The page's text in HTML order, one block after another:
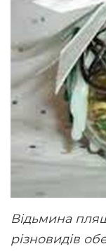
Відьмина
різновидів